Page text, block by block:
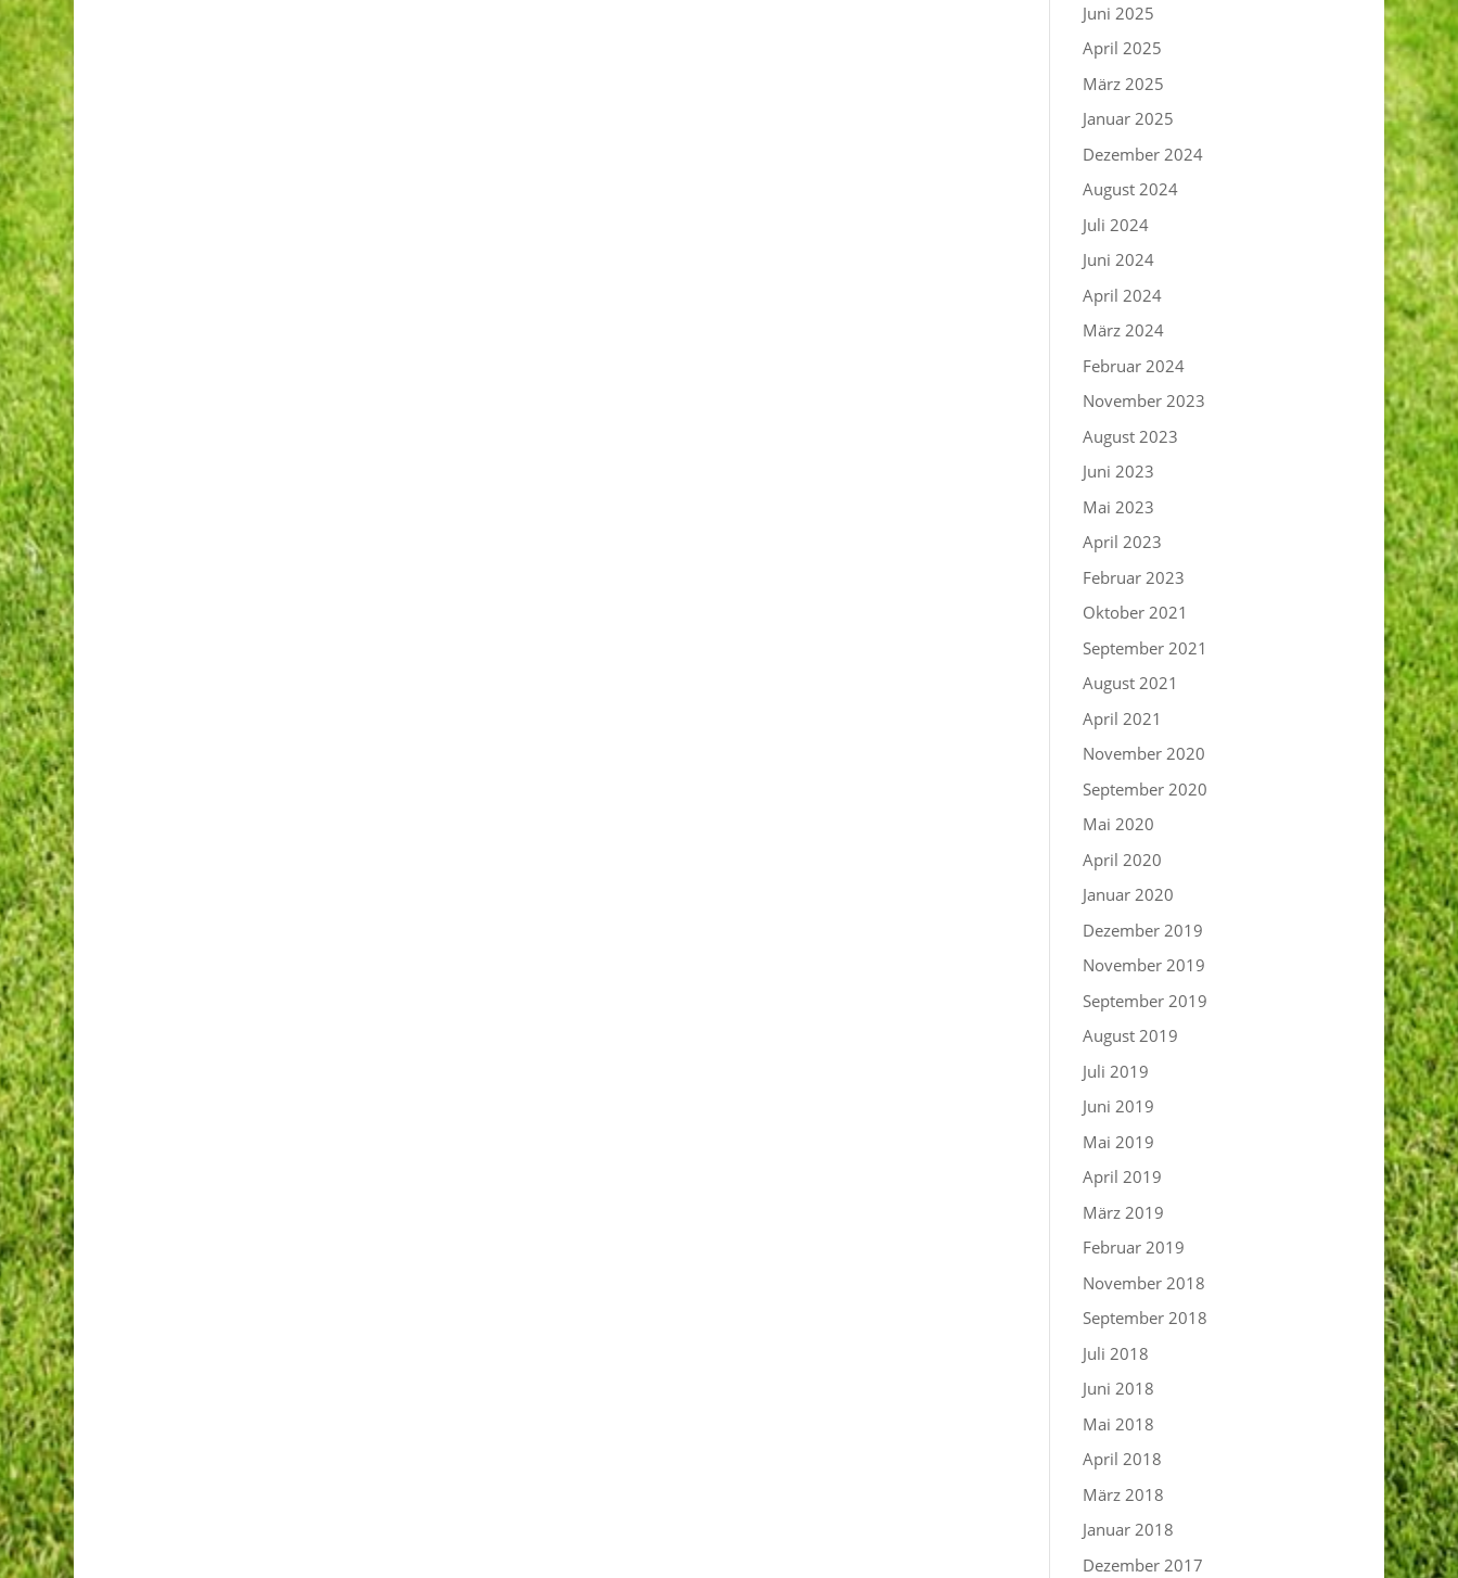
Juni 2025
April 2025
März 2025
Januar 2025
Dezember 2024
August 2024
Juli 2024
Juni 2024
April 2024
März 2024
Februar 2024
November 2023
August 2023
Juni 2023
Mai 2023
April 2023
Februar 2023
Oktober 2021
September 2021
August 2021
April 2021
November 2020
September 2020
Mai 2020
April 2020
Januar 2020
Dezember 2019
November 2019
September 2019
August 2019
Juli 2019
Juni 2019
Mai 2019
April 2019
März 2019
Februar 2019
November 2018
September 2018
Juli 2018
Juni 2018
Mai 2018
April 2018
März 2018
Januar 2018
Dezember 2017